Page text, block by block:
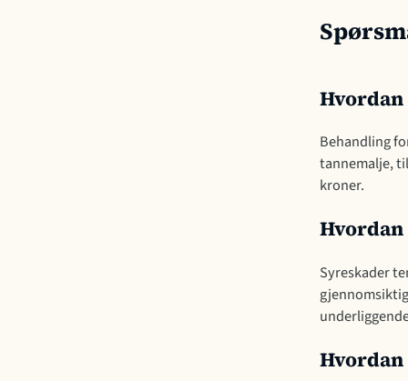
Hvordan
Behandling
tannemalje,
kroner.
Hvordan
Syreskader
Hvordan